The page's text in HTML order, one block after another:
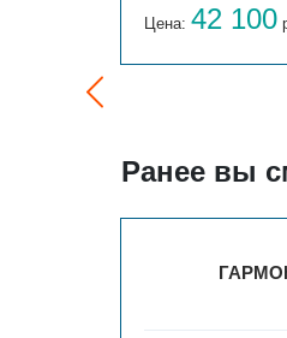
Цена: 42 100
Ранее вы